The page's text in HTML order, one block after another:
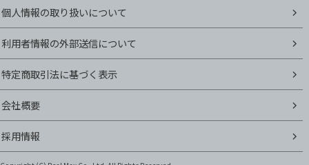
個人情報の取り扱いについて
利用者情報の外部送信について
特定商取引法に基づく表示
会社概要
採用情報